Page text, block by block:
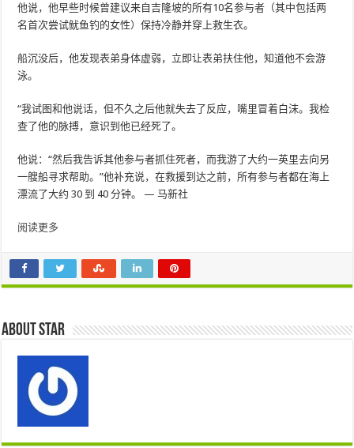
他说，他早些时候曾建议来自吉隆坡的所有10名参与者（其中包括两
名首次尝试鱿鱼钓的女性）保持冷静并穿上救生衣。
船沉没后，他发现表弟身体虚弱，立即让表弟扶住他，知道他不会游
泳。
“我试图和他说话，但不久之后他就失去了反应，嘴里冒着白沫。我检
查了他的脉搏，意识到他已经死了。
他说：“然后我告诉其他参与者抓住死者，而我游了大约一英里去向另
一艘船寻求帮助。”他补充说，在救援到达之前，所有参与者都在海上
漂流了大约 30 到 40 分钟。 — 马新社
阅读更多
About star